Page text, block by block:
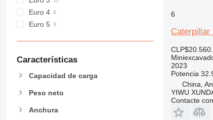
Euro 4
Euro 5
Características
Capacidad de carga
Peso neto
Anchura
6
Caterpillar
2023
Potencia
China,
YIWU
Contacte